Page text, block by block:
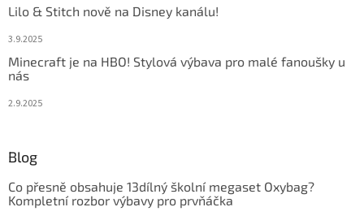
Lilo & Stitch nově na Disney kanálu!
3.9.2025
Minecraft je na HBO! Stylová výbava pro malé fanoušky u
nás
2.9.2025
Blog
Co přesně obsahuje 13dílný školní megaset Oxybag?
Kompletní rozbor výbavy pro prvňáčka